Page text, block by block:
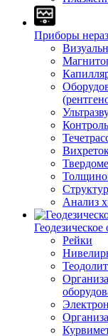
Приборы
Анализ
Рейки